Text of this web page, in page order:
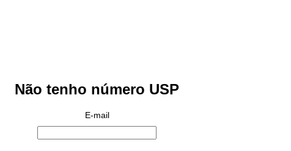
Não tenho número USP
E-mail